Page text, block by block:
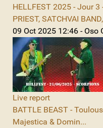
HELLFEST 2025 - Jour 3
PRIEST, SATCHVAI
09 Oct 2025 12:46 - Oso
Live report
BATTLE BEAST -
Majestica & Domin...